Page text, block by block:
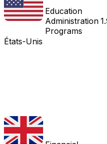
États-Unis
Education
Administration
Programs